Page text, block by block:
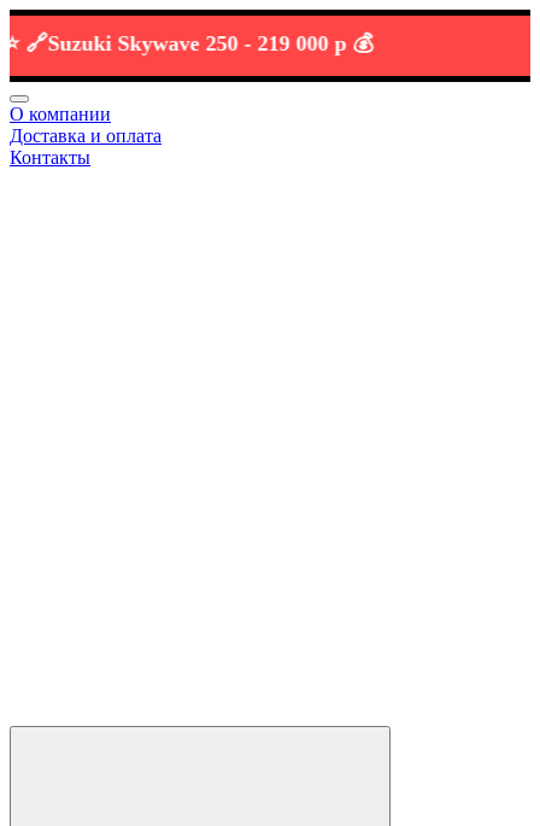
Skywave 250 -219 000 р 💰
О компании
Доставка и оплата
Контакты